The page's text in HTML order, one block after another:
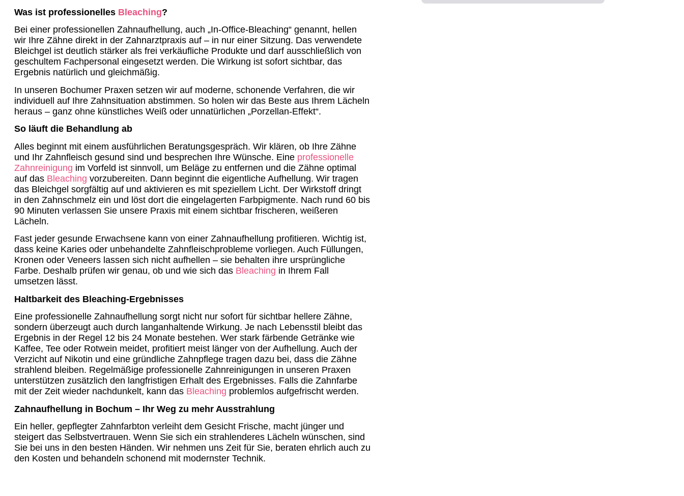
Was ist professionelles Bleaching?
Bei einer professionellen Zahnaufhellung, auch „In-Office-Bleaching“ genannt, hellen
wir Ihre Zähne direkt in der Zahnarztpraxis auf – in nur einer Sitzung. Das verwendete
Bleichgel ist deutlich stärker als frei verkäufliche Produkte und darf ausschließlich von
geschultem Fachpersonal eingesetzt werden. Die Wirkung ist sofort sichtbar, das
Ergebnis natürlich und gleichmäßig.
In unseren Bochumer Praxen setzen wir auf moderne, schonende Verfahren, die wir
individuell auf Ihre Zahnsituation abstimmen. So holen wir das Beste aus Ihrem Lächeln
heraus – ganz ohne künstliches Weiß oder unnatürlichen „Porzellan-Effekt“.
So läuft die Behandlung ab
Alles beginnt mit einem ausführlichen Beratungsgespräch. Wir klären, ob Ihre Zähne
und Ihr Zahnfleisch gesund sind und besprechen Ihre Wünsche. Eine professionelle
Zahnreinigung im Vorfeld ist sinnvoll, um Beläge zu entfernen und die Zähne optimal
auf das Bleaching vorzubereiten. Dann beginnt die eigentliche Aufhellung. Wir tragen
das Bleichgel sorgfältig auf und aktivieren es mit speziellem Licht. Der Wirkstoff dringt
in den Zahnschmelz ein und löst dort die eingelagerten Farbpigmente. Nach rund 60 bis
90 Minuten verlassen Sie unsere Praxis mit einem sichtbar frischeren, weißeren
Lächeln.
Fast jeder gesunde Erwachsene kann von einer Zahnaufhellung profitieren. Wichtig ist,
dass keine Karies oder unbehandelte Zahnfleischprobleme vorliegen. Auch Füllungen,
Kronen oder Veneers lassen sich nicht aufhellen – sie behalten ihre ursprüngliche
Farbe. Deshalb prüfen wir genau, ob und wie sich das Bleaching in Ihrem Fall
umsetzen lässt.
Haltbarkeit des Bleaching-Ergebnisses
Eine professionelle Zahnaufhellung sorgt nicht nur sofort für sichtbar hellere Zähne,
sondern überzeugt auch durch langanhaltende Wirkung. Je nach Lebensstil bleibt das
Ergebnis in der Regel 12 bis 24 Monate bestehen. Wer stark färbende Getränke wie
Kaffee, Tee oder Rotwein meidet, profitiert meist länger von der Aufhellung. Auch der
Verzicht auf Nikotin und eine gründliche Zahnpflege tragen dazu bei, dass die Zähne
strahlend bleiben. Regelmäßige professionelle Zahnreinigungen in unseren Praxen
unterstützen zusätzlich den langfristigen Erhalt des Ergebnisses. Falls die Zahnfarbe
mit der Zeit wieder nachdunkelt, kann das Bleaching problemlos aufgefrischt werden.
Zahnaufhellung in Bochum – Ihr Weg zu mehr Ausstrahlung
Ein heller, gepflegter Zahnfarbton verleiht dem Gesicht Frische, macht jünger und
steigert das Selbstvertrauen. Wenn Sie sich ein strahlenderes Lächeln wünschen, sind
Sie bei uns in den besten Händen. Wir nehmen uns Zeit für Sie, beraten ehrlich auch zu
den Kosten und behandeln schonend mit modernster Technik.